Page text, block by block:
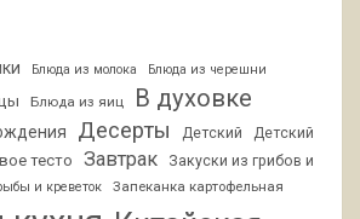
Блюда из молока Блюда из черешни
Блюда из яиц В духовке
Десерты Детский
Детский
тесто Завтрак
Закуски из грибов и
и креветок Запеканка картофельная